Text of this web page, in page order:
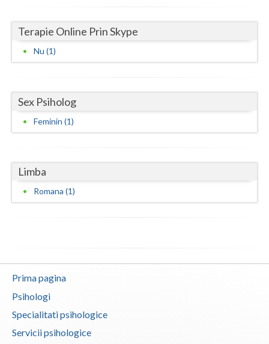
Iasi
Ilfov
Maramures
Mehedinti
Neamt
Sibiu
Teleorman
Terapie Online Prin Skype
Nu (1)
Sex Psiholog
Feminin (1)
Limba
Romana (1)
Prima pagina
Psihologi
Specialitati psihologice
Servicii psihologice